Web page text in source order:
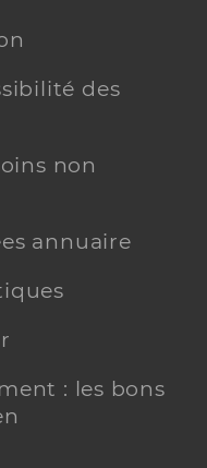
des
non
annuaire
: les bons